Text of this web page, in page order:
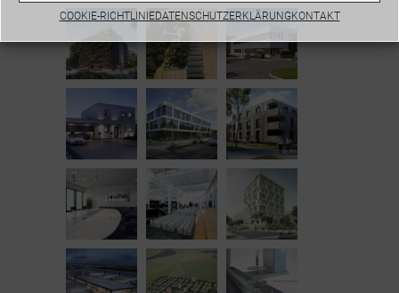
COOKIE-RICHTLINIEDATENSCHUTZERKLÄRUNGKONTAKT